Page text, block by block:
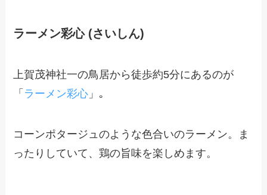
ラーメン彩心 (さいしん)
上賀茂神社一の鳥居から徒歩約5分にあるのが
「 ラーメン彩心 」｡
コーンポタージュのような色合いのラーメン。ま
ったりしていて、鶏の旨味を楽しめます。